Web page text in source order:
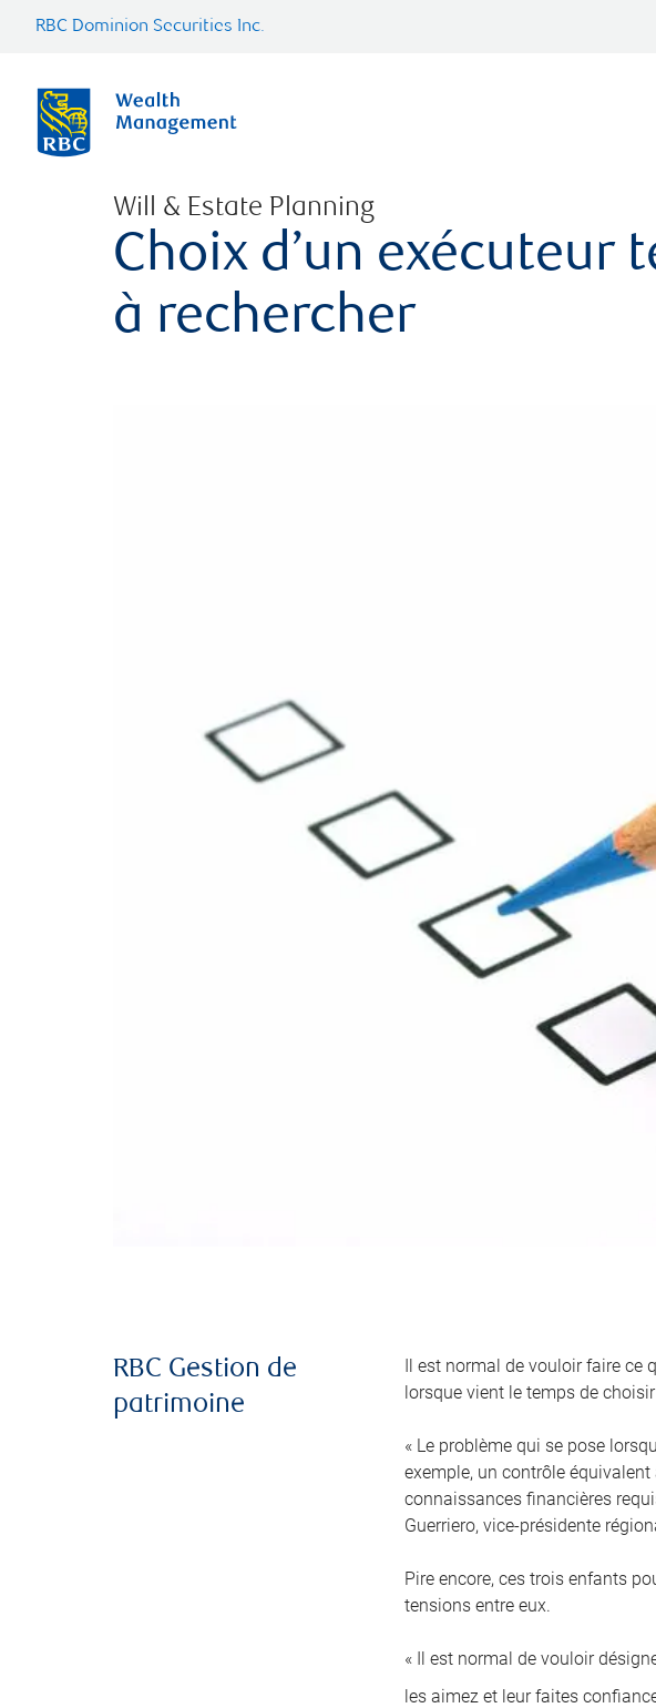
RBC Dominion Securities Inc.
Will & Estate Planning
Choix d’un
à rechercher
RBC Gestion de
patrimoine
Il est normal de vouloir faire ce
lorsque vient le temps de
« Le problème qui se pose
exemple, un contrôle équivalent
connaissances financières
Guerriero, vice-présidente
Pire encore, ces trois enfants
tensions entre eux.
« Il est normal de vouloir
les aimez et leur faites